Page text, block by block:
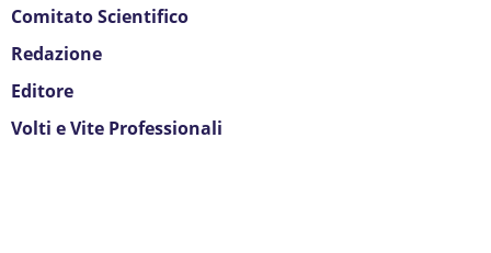
Comitato Scientifico
Redazione
Editore
Volti e Vite Professionali